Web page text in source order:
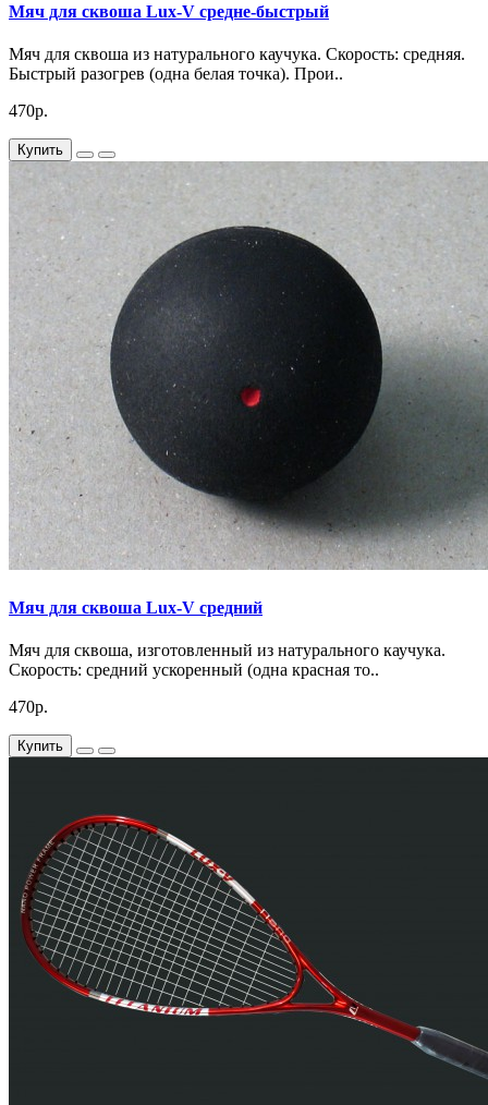
Мяч для сквоша Lux-V средне-быстрый
Мяч для сквоша из натурального каучука. Скорость: средняя.
Быстрый разогрев (одна белая точка). Прои..
470р.
Купить
Мяч для сквоша Lux-V средний
Мяч для сквоша, изготовленный из натурального каучука.
Скорость: средний ускоренный (одна красная то..
470р.
Купить